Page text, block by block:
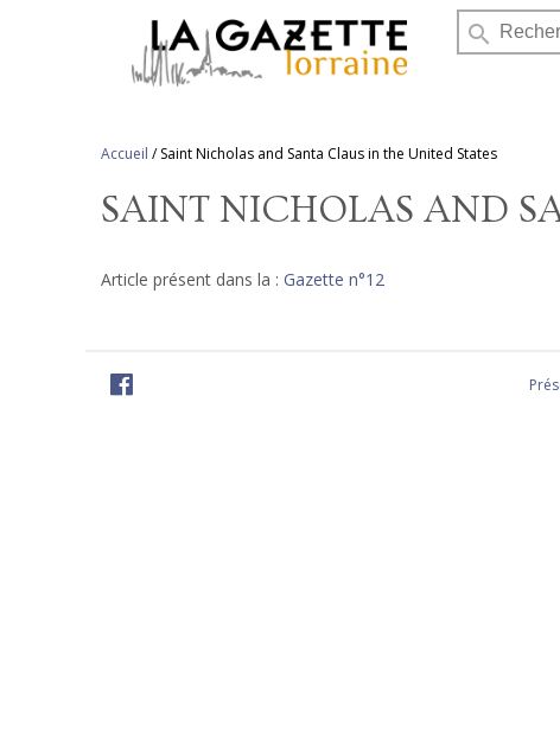
search
Accueil /Saint Nicholas and Santa Claus in the United States
SAINT NICHOLAS AND
Article présent dans la : Gazette n°12